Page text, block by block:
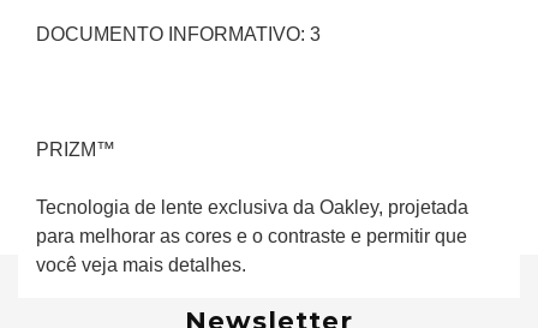
DOCUMENTO INFORMATIVO: 3
PRIZM™
Tecnologia de lente exclusiva da Oakley, projetada
para melhorar as cores e o contraste e permitir que
você veja mais detalhes.
Newsletter